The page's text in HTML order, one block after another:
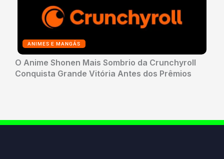
ANIMES E MANGÁS
O Anime Shonen Mais Sombrio da Crunchyroll
Conquista Grande Vitória Antes dos Prêmios